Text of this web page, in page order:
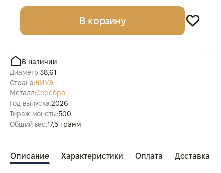
В корзину
В наличии
Диаметр:38,61
Страна:НИУЭ
Металл:Серебро
Год выпуска:2026
Тираж монеты:500
Общий вес:17,5 грамм
Описание Характеристики Оплата Доставка